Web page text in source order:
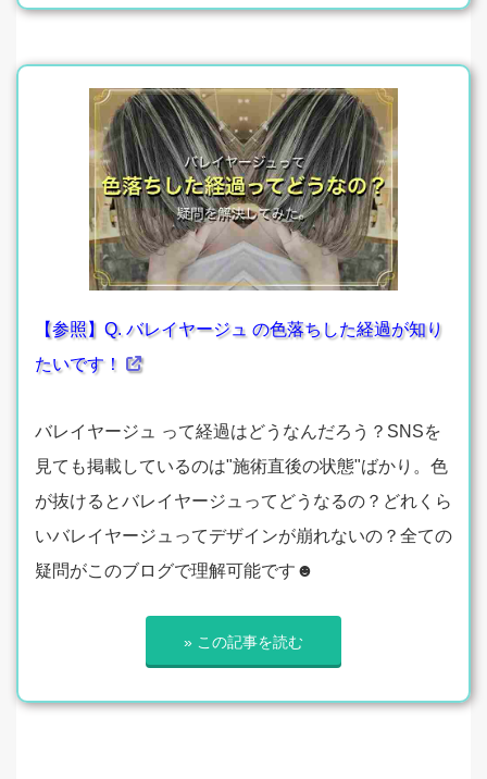
【参照】Q. バレイヤージュ の色落ちした経過が知り
たいです！
バレイヤージュ って経過はどうなんだろう？SNSを
見ても掲載しているのは"施術直後の状態"ばかり。色
が抜けるとバレイヤージュってどうなるの？どれくら
いバレイヤージュってデザインが崩れないの？全ての
疑問がこのブログで理解可能です☻
» この記事を読む